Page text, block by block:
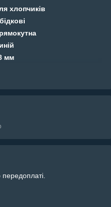
хлопчиків
мм
передоплаті.